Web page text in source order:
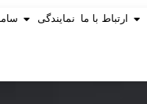
ارتباط با ما نمایندگی